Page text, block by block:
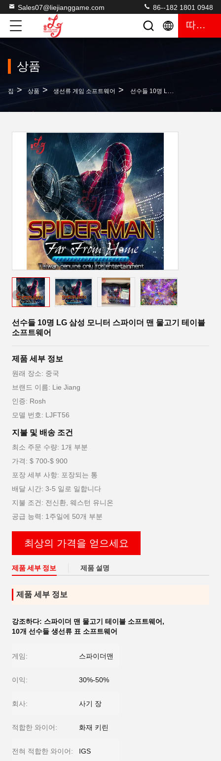
Sales07@liejianggame.com 86--182 1801 0948
따옴표
상품
집 > 상품 > 생선류 게임 소프트웨어 > 선수들 10명 LG 삼성 모니터 스파이더 맨 물고기 테이블 소프트웨어
선수들 10명 LG 삼성 모니터 스파이더 맨 물고기 테이블
소프트웨어
제품 세부 정보
원래 장소: 중국
브랜드 이름: Lie Jiang
인증: Rosh
모델 번호: LJFT56
지불 및 배송 조건
최소 주문 수량: 1개 부분
가격: $ 700-$ 900
포장 세부 사항: 포장되는 통
배달 시간: 3-5 일로 일합니다
지불 조건: 전신환, 웨스턴 유니온
공급 능력: 1주일에 50개 부분
최상의 가격을 얻으세요
제품 세부 정보 제품 설명
제품 세부 정보
강조하다: 스파이더 맨 물고기 테이블 소프트웨어 ,
10개 선수들 생선류 표 소프트웨어
게임: 스파이더맨
이익: 30%-50%
회사: 사기 장
적합한 와이어: 화재 키린
전혀 적합한 와이어: IGS